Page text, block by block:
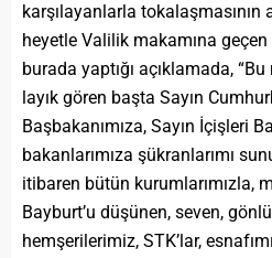
karşılayanlarla tokalaşmasının
heyetle Valilik makamına
burada yaptığı açıklamada,
layık gören başta Sayın
Başbakanımıza, Sayın İçişleri
bakanlarımıza şükranlarımı
itibaren bütün kurumlarımızla,
Bayburt’u düşünen, seven,
hemşerilerimiz, STK’lar,